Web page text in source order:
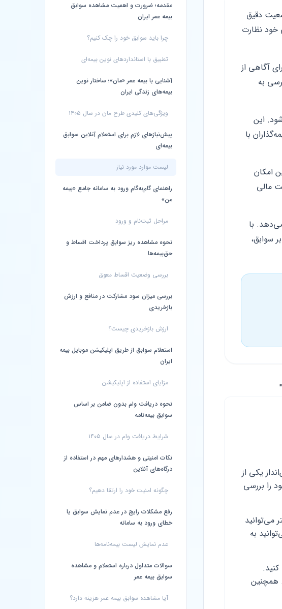
مقدمه؛ ضرورت و اهمیت مشاهده سوابق
بیمه عمر ایران
چرا باید سوابق خود را چک کنیم؟
تطبیق با استانداردهای نوین بیمه‌ای
آشنایی با بیمه عمر «مان»؛ ساختار نوین
بیمه‌های زندگی ایران
ویژگی‌های کلیدی طرح مان در سال ۱۴۰۵
پیش‌نیازهای لازم برای استعلام آنلاین سوابق
بیمه‌ای
لیست موارد مورد نیاز
راهنمای گام‌به‌گام ورود به سامانه جامع «بیمه
من»
مراحل ثبت‌نام و ورود
نحوه مشاهده ریز سوابق پرداخت اقساط و
حق‌بیمه‌ها
بررسی وضعیت اقساط معوق
بررسی میزان سود مشارکت در منافع و ارزش
بازخریدی
ارزش بازخریدی چیست؟
استعلام سوابق از طریق اپلیکیشن موبایل بیمه
ایران
مزایای استفاده از اپلیکیشن
نحوه دریافت وام بدون ضامن بر اساس
سوابق بیمه‌نامه
شرایط دریافت وام در سال ۱۴۰۵
نکات امنیتی و هشدارهای مهم در استفاده از
درگاه‌های آنلاین
چگونه امنیت خود را ارتقا دهیم؟
رفع مشکلات رایج در عدم نمایش سوابق یا
خطای ورود به سامانه
عدم نمایش لیست بیمه‌نامه‌ها
سوالات متداول درباره استعلام و مشاهده
سوابق بیمه عمر
آیا مشاهده سوابق بیمه عمر هزینه دارد؟
دقیق
خود نظارت
آگاهی از
به
این
با
امکان
مالی
با
سوابق،
یکی از
را بررسی
می‌توانید
به
همچنین